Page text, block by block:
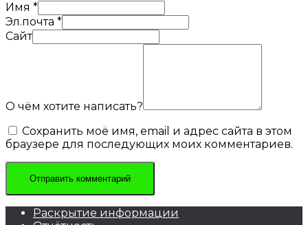
Имя *
Эл.почта *
Сайт
О чём хотите написать?
Сохранить моё имя, email и адрес сайта в этом
браузере для последующих моих комментариев.
Раскрытие информации